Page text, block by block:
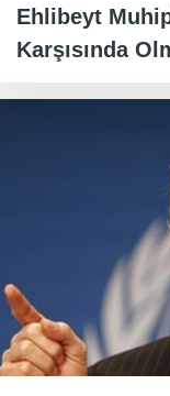
Ehlibeyt
Karşısında